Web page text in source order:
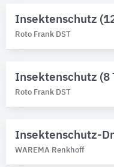
Insektenschutz
Roto Frank DST
Insektenschutz (8
Roto Frank DST
Insektenschutz-
WAREMA Renkhoff